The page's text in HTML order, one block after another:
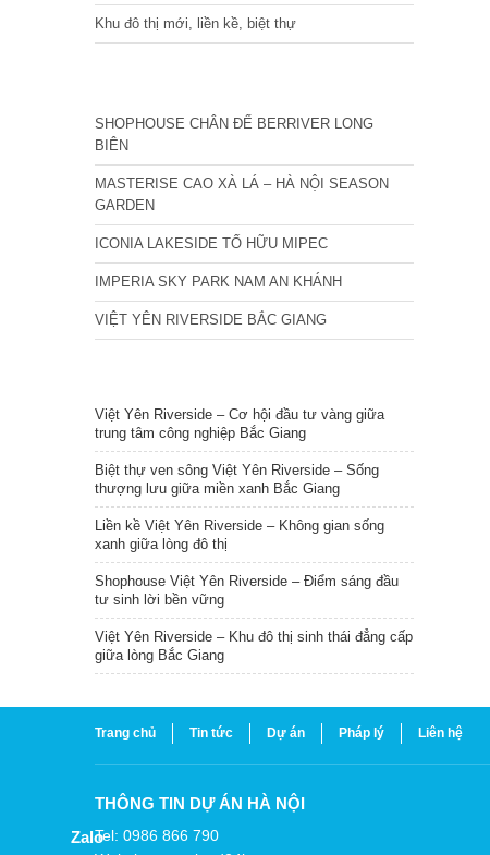
Khu đô thị mới, liền kề, biệt thự
SHOPHOUSE CHÂN ĐẾ BERRIVER LONG
BIÊN
MASTERISE CAO XÀ LÁ – HÀ NỘI SEASON
GARDEN
ICONIA LAKESIDE TỐ HỮU MIPEC
IMPERIA SKY PARK NAM AN KHÁNH
VIỆT YÊN RIVERSIDE BẮC GIANG
Việt Yên Riverside – Cơ hội đầu tư vàng giữa
trung tâm công nghiệp Bắc Giang
Biệt thự ven sông Việt Yên Riverside – Sống
thượng lưu giữa miền xanh Bắc Giang
Liền kề Việt Yên Riverside – Không gian sống
xanh giữa lòng đô thị
Shophouse Việt Yên Riverside – Điểm sáng đầu
tư sinh lời bền vững
Việt Yên Riverside – Khu đô thị sinh thái đẳng cấp
giữa lòng Bắc Giang
Trang chủ Tin tức Dự án Pháp lý Liên hệ
THÔNG TIN DỰ ÁN HÀ NỘI
Tel: 0986 866 790
Zalo